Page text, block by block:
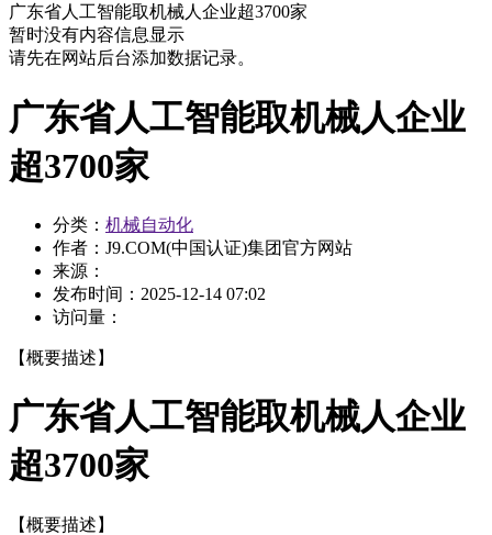
广东省人工智能取机械人企业超3700家
暂时没有内容信息显示
请先在网站后台添加数据记录。
广东省人工智能取机械人企业
超3700家
分类： 机械自动化
作者：J9.COM(中国认证)集团官方网站
来源：
发布时间： 2025-12-14 07:02
访问量：
【概要描述】
广东省人工智能取机械人企业
超3700家
【概要描述】